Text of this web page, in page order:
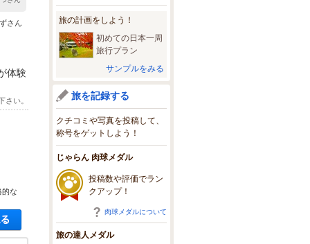
さん
体験
さい。
的な
空き状況・料金を見る
旅の計画をしよう！
初めての日本一周
旅行プラン
サンプルをみる
旅を記録する
クチコミや写真を投稿して、
称号をゲットしよう！
じゃらん 肉球メダル
投稿数や評価でラン
クアップ！
肉球メダルについて
旅の達人メダル